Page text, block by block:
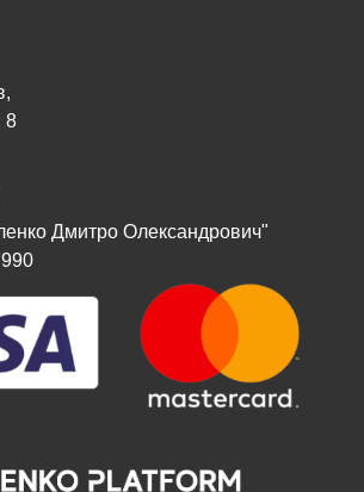
8
Дмитро Олександрович"